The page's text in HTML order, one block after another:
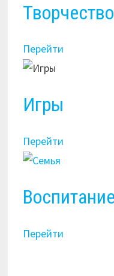
Творчество
Перейти
Игры
Перейти
Воспитание
Перейти